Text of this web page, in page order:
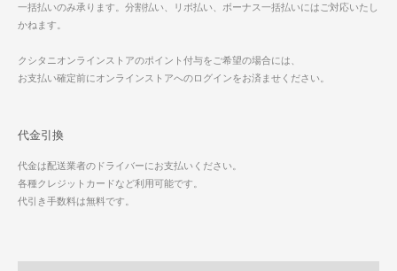
一括払いのみ承ります。分割払い、リボ払い、ボーナス一括払いにはご対応いたし
かねます。
クシタニオンラインストアのポイント付与をご希望の場合には、
お支払い確定前にオンラインストアへのログインをお済ませください。
代金引換
代金は配送業者のドライバーにお支払いください。
各種クレジットカードなど利用可能です。
代引き手数料は無料です。